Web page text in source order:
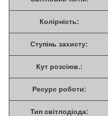
Колірність:
Ступінь захисту:
Кут розсіюв.:
Ресурс роботи:
Тип світлодіода: